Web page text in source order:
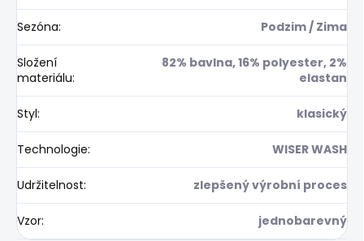
Sezóna: Podzim / Zima
Složení
materiálu:
82% bavlna, 16% polyester, 2%
elastan
Styl: klasický
Technologie: WISER WASH
Udržitelnost: zlepšený výrobní proces
Vzor: jednobarevný